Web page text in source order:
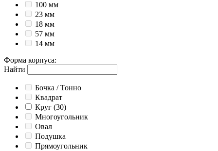
100 мм
23 мм
18 мм
57 мм
14 мм
Форма корпуса:
Найти
Бочка / Тонно
Квадрат
Круг (30)
Многоугольник
Овал
Подушка
Прямоугольник